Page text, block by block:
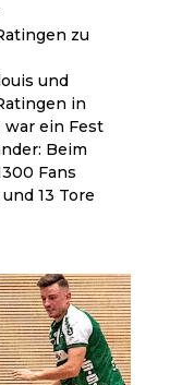
zu
und
in
war ein Fest
Beim
Fans
13 Tore